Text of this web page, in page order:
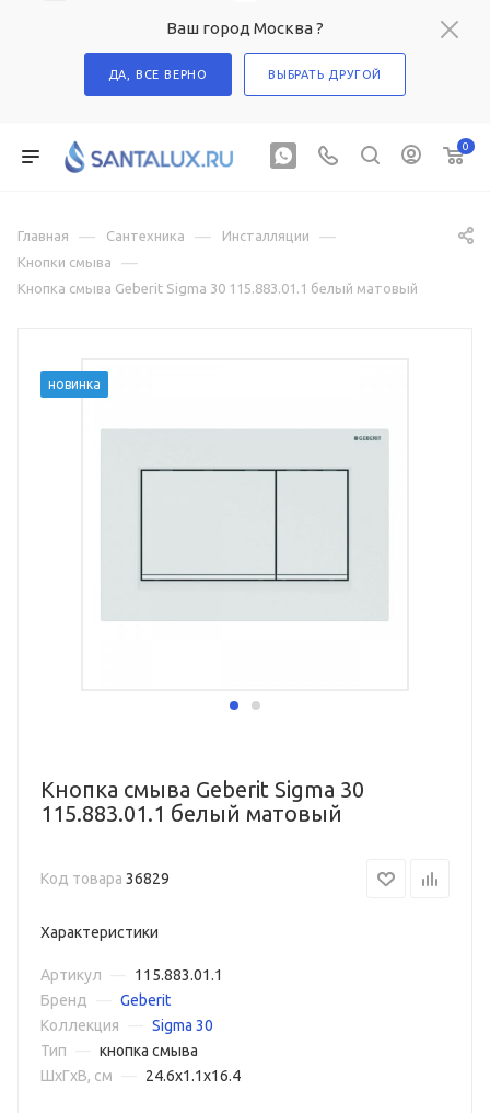
Ваш город Москва ?
ДА, ВСЕ ВЕРНО ВЫБРАТЬ ДРУГОЙ
0
Главная — Сантехника — Инсталляции —
Кнопки смыва —
Кнопка смыва Geberit Sigma 30 115.883.01.1 белый матовый
новинка
Кнопка смыва Geberit Sigma 30
115.883.01.1 белый матовый
Код товара 36829
Характеристики
Артикул
115.883.01.1
Бренд
Geberit
Коллекция
Sigma 30
Тип
кнопка смыва
ШxГxВ, см
24.6x1.1x16.4